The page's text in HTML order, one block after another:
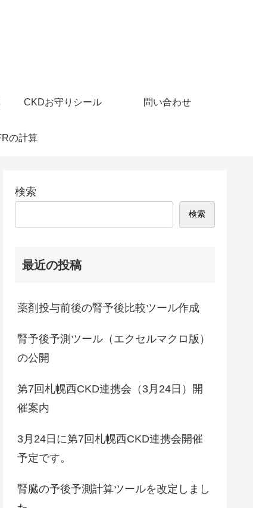
CKDお守りシール 問い合わせ
の計算
検索
検索
最近の投稿
薬剤投与前後の腎予後比較ツール作成
腎予後予測ツール（エクセルマクロ版）
の公開
第7回札幌西CKD連携会（3月24日）開
催案内
3月24日に第7回札幌西CKD連携会開催
予定です。
腎臓の予後予測計算ツールを改定しまし